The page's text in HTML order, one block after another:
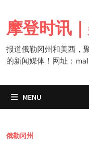
content
摩登时讯
报道俄勒冈州和美西，
的新闻媒体！网址：
MENU
俄勒冈州